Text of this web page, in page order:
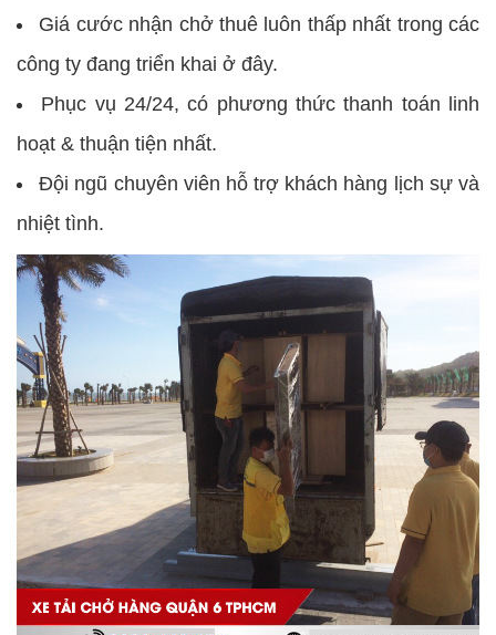
Giá cước nhận chở thuê luôn thấp nhất trong các
công ty đang triển khai ở đây.
Phục vụ 24/24, có phương thức thanh toán linh
hoạt & thuận tiện nhất.
Đội ngũ chuyên viên hỗ trợ khách hàng lịch sự và
nhiệt tình.